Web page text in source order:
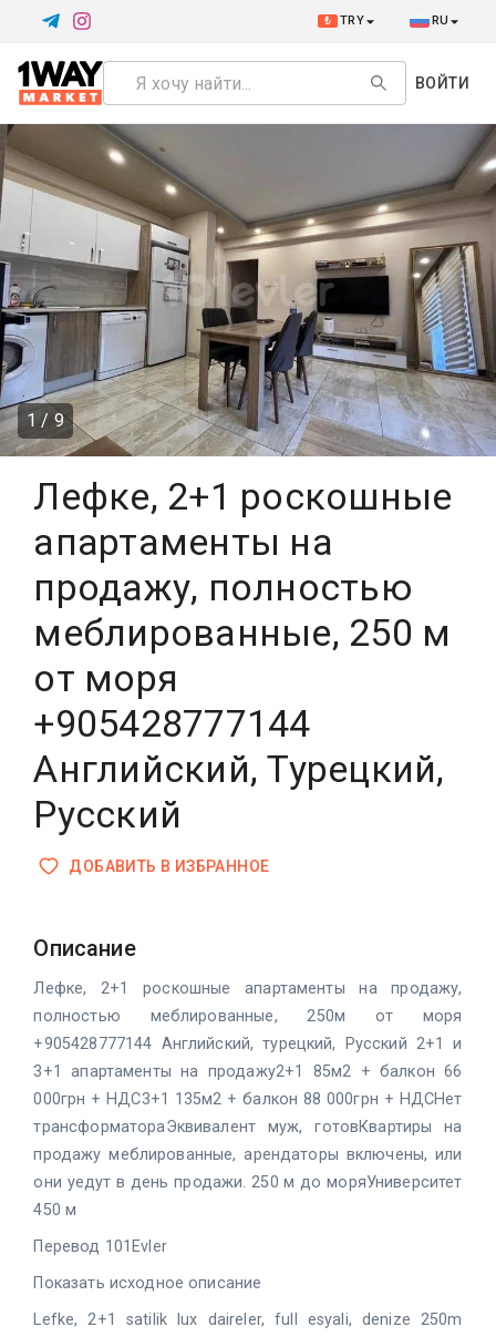
₺ TRY RU
ВОЙТИ
1 / 9
Лефке, 2+1 роскошные
апартаменты на
продажу, полностью
меблированные, 250 м
от моря
+905428777144
Английский, Турецкий,
Русский
ДОБАВИТЬ В ИЗБРАННОЕ
Описание
Лефке, 2+1 роскошные апартаменты на продажу,
полностью меблированные, 250м от моря
+905428777144 Английский, турецкий, Русский 2+1 и
3+1 апартаменты на продажу2+1 85м2 + балкон 66
000грн + НДС3+1 135м2 + балкон 88 000грн + НДСНет
трансформатораЭквивалент муж, готовКвартиры на
продажу меблированные, арендаторы включены, или
они уедут в день продажи. 250 м до моряУниверситет
450 м
Перевод 101Evler
Показать исходное описание
Lefke, 2+1 satilik lux daireler, full esyali, denize 250m